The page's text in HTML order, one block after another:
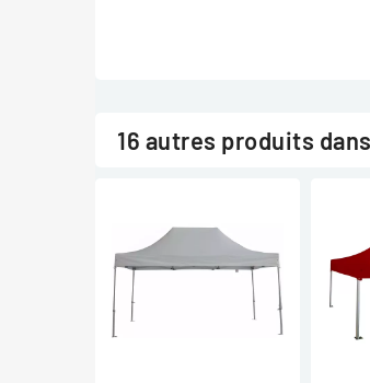
16 autres produits